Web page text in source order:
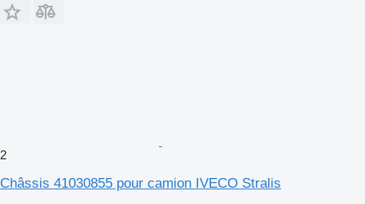
2
Châssis 41030855 pour camion IVECO Stralis